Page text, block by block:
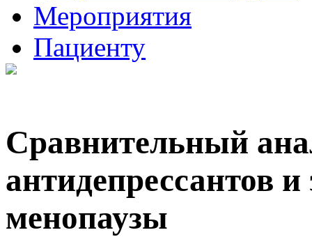
Мероприятия
Пациенту
Сравнительный
антидепрессантов
менопаузы